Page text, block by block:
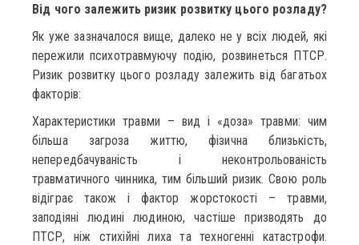
Від чого залежить ризик розвитку цього розладу?
Як уже зазначалося вище, далеко не у всіх людей, які
пережили психотравмуючу подію, розвинеться ПТСР.
Ризик розвитку цього розладу залежить від багатьох
факторів:
Характеристики травми – вид і «доза» травми: чим
більша загроза життю, фізична близькість,
непередбачуваність і неконтрольованість
травматичного чинника, тим більший ризик. Свою роль
відіграє також і фактор жорстокості – травми,
заподіяні людині людиною, частіше призводять до
ПТСР, ніж стихійні лиха та техногенні катастрофи.